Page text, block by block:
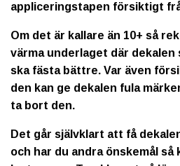
appliceringstapen försiktigt
Om det är kallare än 10+ så
värma underlaget där
ska fästa bättre. Var även
den kan ge dekalen fula
ta bort den.
Det går självklart att få
och har du andra önskemål så